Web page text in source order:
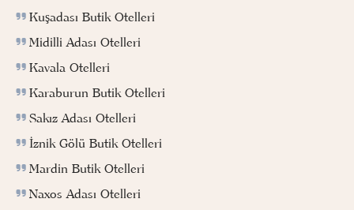
Kuşadası Butik Otelleri
Midilli Adası Otelleri
Kavala Otelleri
Karaburun Butik Otelleri
Sakız Adası Otelleri
İznik Gölü Butik Otelleri
Mardin Butik Otelleri
Naxos Adası Otelleri